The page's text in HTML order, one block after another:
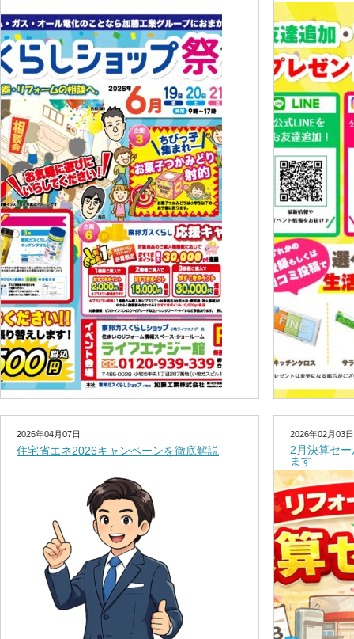
2026年04月07日
住宅省エネ2026キャンペーンを徹底解説
2026年02月03日
2月決算セ
ます